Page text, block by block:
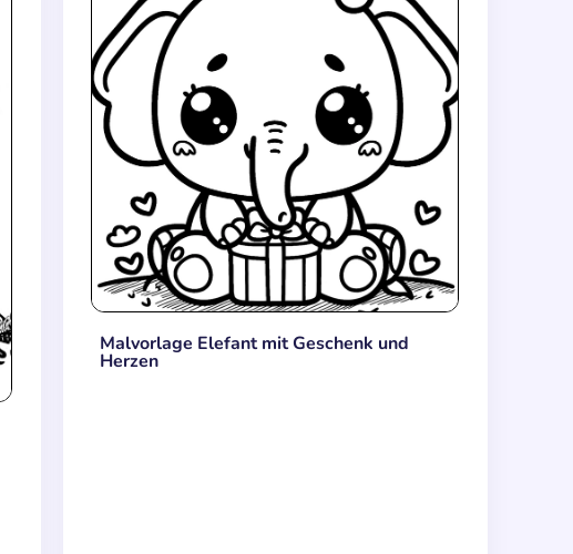
Malvorlage Elefant mit Geschenk und
Herzen